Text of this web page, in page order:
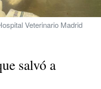
Veterinario Madrid
salvó a